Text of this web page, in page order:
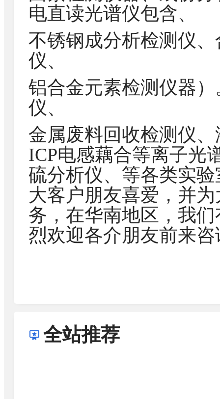
电直读光谱仪包含、
不锈钢成分析检测仪
仪、
铝合金元素检测仪器
仪、
金属废料回收检测仪
ICP电感藕合等离子光
硫分析仪、等各类实
大客户朋友喜爱，并
务，在华南地区，我
烈欢迎各介朋友前来咨
全站推荐